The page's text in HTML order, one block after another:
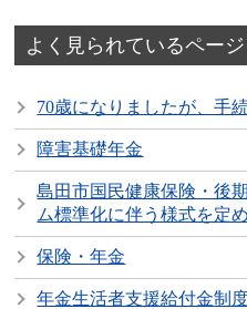
よく見られているページ
70歳になりましたが、手
障害基礎年金
島田市国民健康保険・後
ム標準化に伴う様式を定
保険・年金
年金生活者支援給付金制